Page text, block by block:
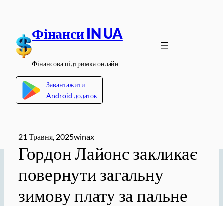
вмісту
Фінанси IN UA
Фінансова підтримка онлайн
Завантажити
Android додаток
21 Травня, 2025winax
Гордон Лайонс закликає
повернути загальну
зимову плату за пальне